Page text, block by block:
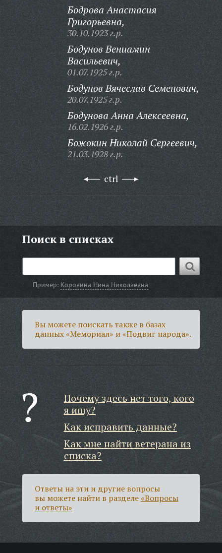
Бодрова Анастасия
Григорьевна,
30.10.1923 г.р.
Бодунов Вениамин
Васильевич,
01.07.1925 г.р.
Бодунов Вячеслав Семенович,
20.07.1925 г.р.
Бодунова Анна Алексеевна,
16.02.1926 г.р.
Божокин Николай Сергеевич,
21.03.1928 г.р.
ctrl
Поиск в списках
Пример: Коровина Нина Николаевна
Вы можете поискать также в базах
данных «Мемориал» и «Подвиг народа».
Почему здесь нет того, кого
я ищу?
Как исправить данные?
Как мне найти ветерана из
списка?
Ответы на эти и другие вопросы
вы можете найти в разделе«Вопросы
и ответы»